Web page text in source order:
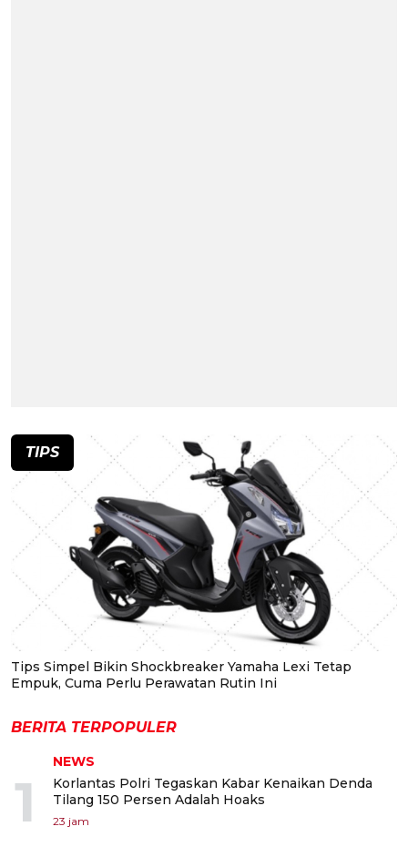
TIPS
Tips Simpel Bikin Shockbreaker Yamaha Lexi Tetap
Empuk, Cuma Perlu Perawatan Rutin Ini
BERITA TERPOPULER
1
NEWS
Korlantas Polri Tegaskan Kabar Kenaikan Denda
Tilang 150 Persen Adalah Hoaks
23 jam